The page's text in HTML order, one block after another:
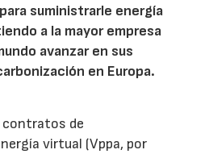
para suministrarle energía
a la mayor empresa
avanzar en sus
en Europa.
contratos de
virtual (Vppa, por